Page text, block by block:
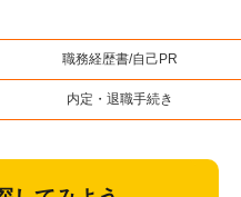
職務経歴書/自己PR
内定・退職手続き